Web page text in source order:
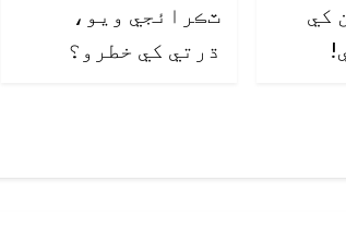
کي
ٽڪرائجي ويو،
ڌرتي کي خطرو؟